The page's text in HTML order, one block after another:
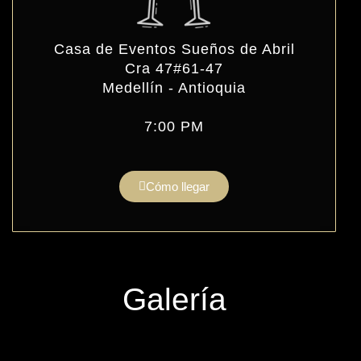
Casa de Eventos Sueños de Abril
Cra 47#61-47
Medellín - Antioquia
7:00 PM
Cómo llegar
Galería